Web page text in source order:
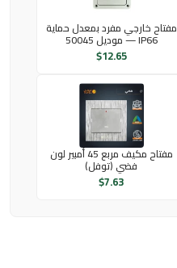
مفتاح خارجي مفرد بمعدل حماية
IP66 — موديل 50045
$12.65
مفتاح مكيف مربع 45 أمبير لون
فضي (توفل)
$7.63